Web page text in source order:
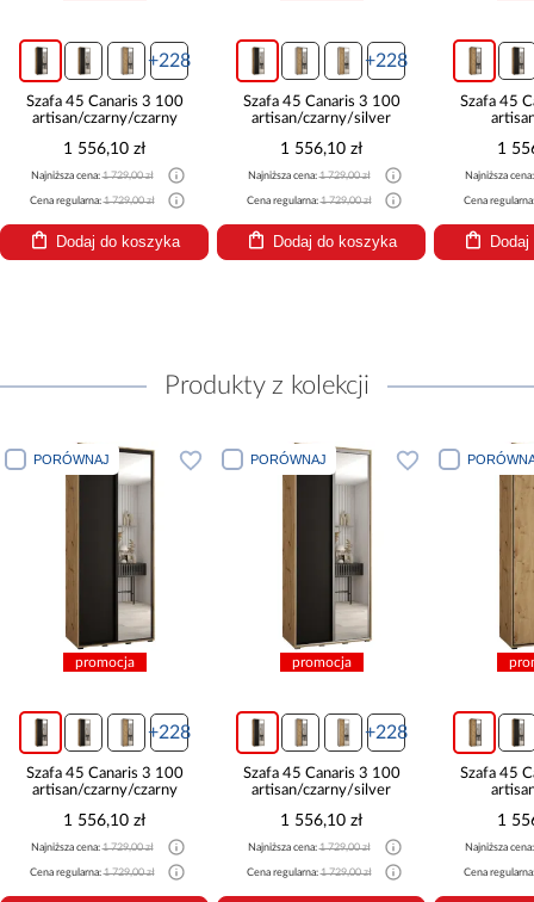
+228
Szafa 45 Canaris 3 100
artisan/czarny/czarny
1 556,10 zł
Najniższa cena:1 729,00 zł
Cena regularna:1 729,00 zł
Dodaj do koszyka
+228
Szafa 45 Canaris 3 100
artisan/czarny/silver
1 556,10 zł
Najniższa cena:1 729,00 zł
Cena regularna:1 729,00 zł
Dodaj do koszyka
Szafa 45
1
Najniższa
Cena
Produkty z kolekcji
PORÓWNAJ
promocja
+228
Szafa 45 Canaris 3 100
artisan/czarny/czarny
1 556,10 zł
Najniższa cena:1 729,00 zł
Cena regularna:1 729,00 zł
PORÓWNAJ
promocja
+228
Szafa 45 Canaris 3 100
artisan/czarny/silver
1 556,10 zł
Najniższa cena:1 729,00 zł
Cena regularna:1 729,00 zł
Szafa 45
1
Najniższa
Cena